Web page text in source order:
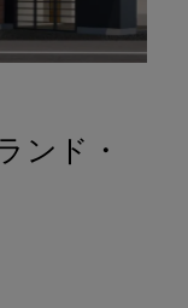
ンド・